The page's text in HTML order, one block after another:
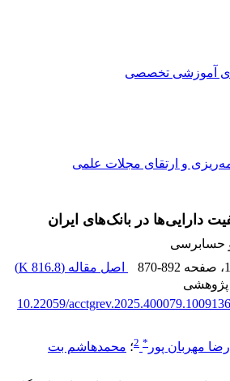
آموزشی تخصصی
و ارتقای مجلات علمی
دارایی‌‌ها در بانک‌‌های ایران
حسابرسی
، صفحه 870-892 اصل مقاله (816.8 K
)
پژوهشی
10.22059/acctgrev.2025.400079.1009136
مهربان پور *
2؛ محمدهاشم بت